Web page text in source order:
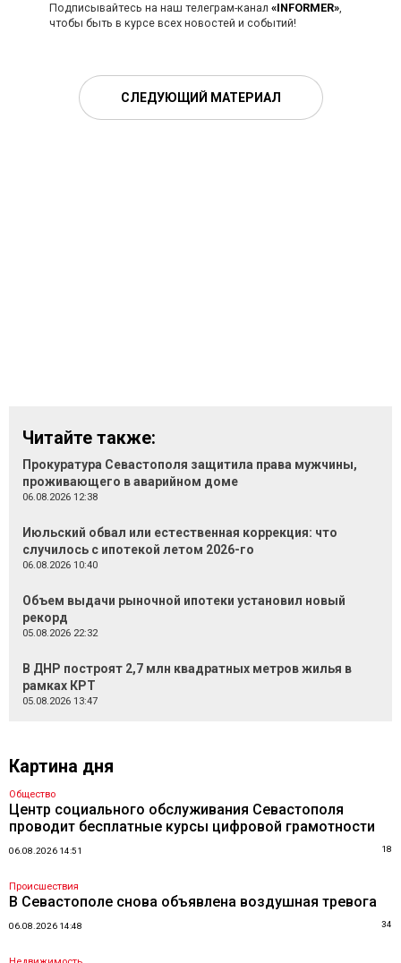
Подписывайтесь на наш телеграм-канал «INFORMER»,
чтобы быть в курсе всех новостей и событий!
СЛЕДУЮЩИЙ МАТЕРИАЛ
Читайте также:
Прокуратура Севастополя защитила права мужчины,
проживающего в аварийном доме
06.08.2026 12:38
Июльский обвал или естественная коррекция: что
случилось с ипотекой летом 2026-го
06.08.2026 10:40
Объем выдачи рыночной ипотеки установил новый
рекорд
05.08.2026 22:32
В ДНР построят 2,7 млн квадратных метров жилья в
рамках КРТ
05.08.2026 13:47
Картина дня
Общество
Центр социального обслуживания Севастополя
проводит бесплатные курсы цифровой грамотности
06.08.2026 14:51 18
Происшествия
В Севастополе снова объявлена воздушная тревога
06.08.2026 14:48 34